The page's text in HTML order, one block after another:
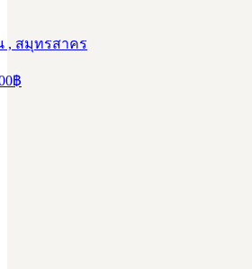
, สมุทรสาคร
฿